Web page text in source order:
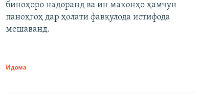
биноҳоро надоранд ва ин маконҳо ҳамчун
паноҳгоҳ дар ҳолати фавқулода истифода
мешаванд.
Идома